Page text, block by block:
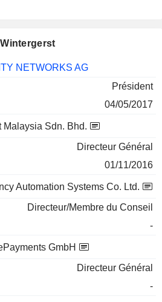
NETWORKS AG
Président
04/05/2017
Sdn. Bhd.
Directeur Général
01/11/2016
Automation Systems Co. Ltd.
Directeur/Membre du Conseil
-
GmbH
Directeur Général
-